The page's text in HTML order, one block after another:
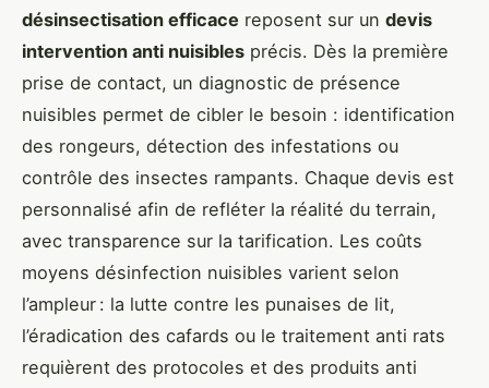
désinsectisation efficace reposent sur un devis
intervention anti nuisibles précis. Dès la première
prise de contact, un diagnostic de présence
nuisibles permet de cibler le besoin : identification
des rongeurs, détection des infestations ou
contrôle des insectes rampants. Chaque devis est
personnalisé afin de refléter la réalité du terrain,
avec transparence sur la tarification. Les coûts
moyens désinfection nuisibles varient selon
l’ampleur : la lutte contre les punaises de lit,
l’éradication des cafards ou le traitement anti rats
requièrent des protocoles et des produits anti